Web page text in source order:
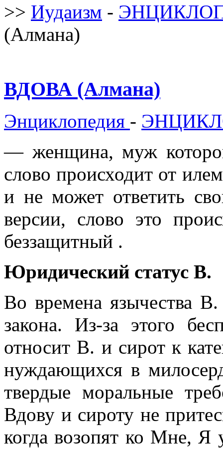
>> Иудаизм -
(Алмана)
ВДОВА (Алмана)
Энциклопедия -
— женщина, муж
слово происходит от
и не может ответить
версии, слово это
беззащитный .
Юридический статус В.
Во времена язычества
закона. Из-за этого
относит В. и сирот к
нуждающихся в
твердые моральные
Вдову и сироту не
когда возопят ко Мне, Я